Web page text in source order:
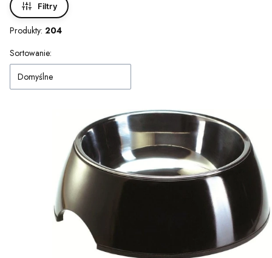
Filtry
Produkty: 204
Lista produktów
Sortowanie:
Domyślne